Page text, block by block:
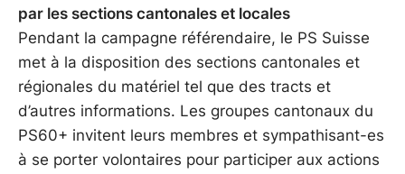
par les sections cantonales et locales
Pendant la campagne référendaire, le PS Suisse
met à la disposition des sections cantonales et
régionales du matériel tel que des tracts et
d’autres informations. Les groupes cantonaux du
PS60+ invitent leurs membres et sympathisant-es
à se porter volontaires pour participer aux actions